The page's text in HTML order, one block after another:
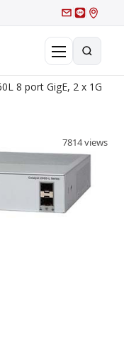
×
8 port GigE, 2 x 1G
7814 views